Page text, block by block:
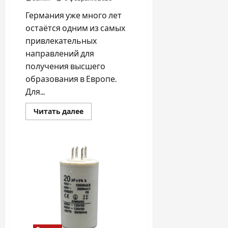
Германия уже много лет
остаётся одним из самых
привлекательных
направлений для
получения высшего
образования в Европе.
Для...
Читать далееПрочитать
больше
в
Германии:
как
устроено
обучение
в
государственных
университетах